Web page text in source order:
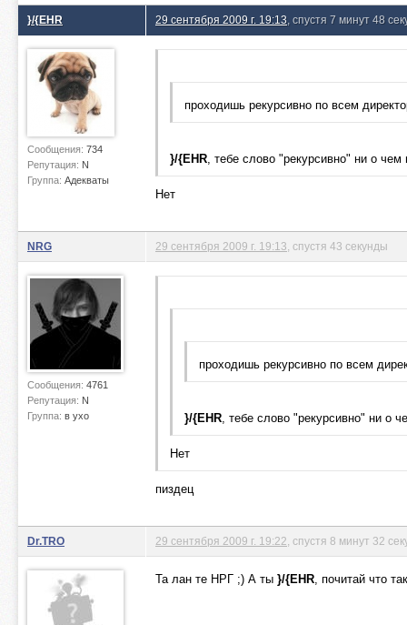
}/{EHR
Сообщения: 734
Репутация: N
Группа: Адекваты
29 сентября 2009 г. 19:13 , спустя 7 минут 48
проходишь рекурсивно по всем
}/{EHR, тебе слово "рекурсивно" ни о чем
Нет
NRG
Сообщения: 4761
Репутация: N
Группа: в ухо
29 сентября 2009 г. 19:13 , спустя 43 секунды
проходишь рекурсивно по всем
}/{EHR, тебе слово "рекурсивно" ни о
Нет
пиздец
Dr.TRO 29 сентября 2009 г. 19:22 , спустя 8 минут 32
Та лан те НРГ ;) А ты }/{EHR, почитай что